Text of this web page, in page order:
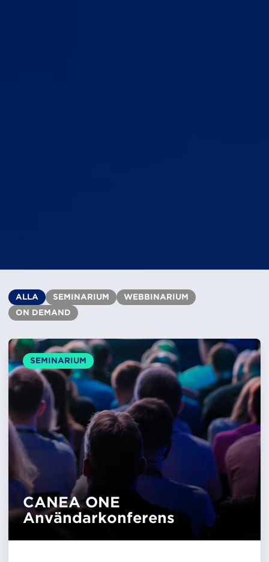
ALLA SEMINARIUM
WEBBINARIUM
ON DEMAND
CANEA ONE
Användarkonferens
SEMINARIUM